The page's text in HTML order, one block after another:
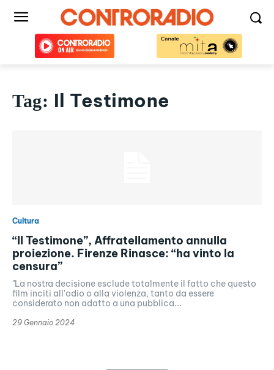
Tag: Il Testimone
Cultura
“Il Testimone”, Affratellamento annulla
proiezione. Firenze Rinasce: “ha vinto la
censura”
"La nostra decisione esclude totalmente il fatto che questo
film inciti all'odio o alla violenza, tanto da essere
considerato non adatto a una pubblica...
29 Gennaio 2024